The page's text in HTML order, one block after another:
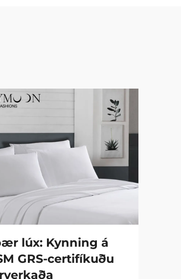
lúx: Kynning á
GRS-certifíkuðu